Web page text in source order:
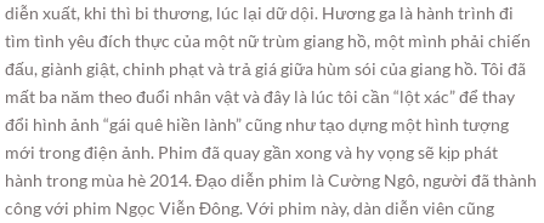
diễn xuất, khi thì bi thương, lúc lại dữ dội. Hương ga là hành trình đi
tìm tình yêu đích thực của một nữ trùm giang hồ, một mình phải chiến
đấu, giành giật, chinh phạt và trả giá giữa hùm sói của giang hồ. Tôi đã
mất ba năm theo đuổi nhân vật và đây là lúc tôi cần “lột xác” để thay
đổi hình ảnh “gái quê hiền lành” cũng như tạo dựng một hình tượng
mới trong điện ảnh. Phim đã quay gần xong và hy vọng sẽ kịp phát
hành trong mùa hè 2014. Đạo diễn phim là Cường Ngô, người đã thành
công với phim Ngọc Viễn Đông. Với phim này, dàn diễn viên cũng